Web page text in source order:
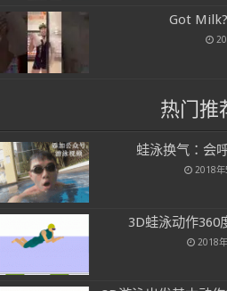
Got
热门推
蛙泳换气：会
2018年
3D蛙泳动作360
2018